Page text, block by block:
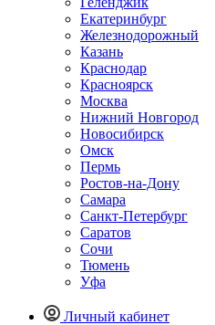
Екатеринбург
Железнодорожный
Казань
Краснодар
Красноярск
Москва
Нижний Новгород
Новосибирск
Омск
Пермь
Ростов-на-Дону
Самара
Санкт-Петербург
Саратов
Сочи
Тюмень
Уфа
Личный кабинет